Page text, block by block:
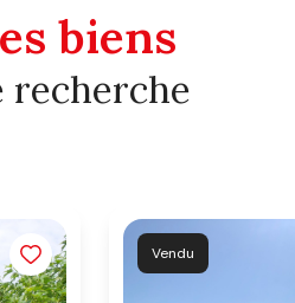
biens
recherche
Vendu